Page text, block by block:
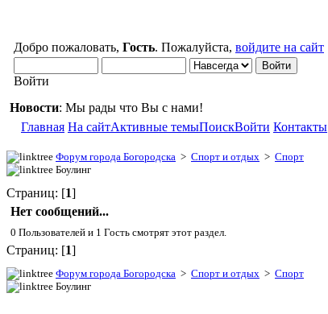
Добро пожаловать, Гость. Пожалуйста, войдите на сайт
Войти
Новости: Мы рады что Вы с нами!
Главная На сайтАктивные темыПоискВойти Контакты
Форум города Богородска > Спорт и отдых > Спорт
Боулинг
Страниц: [1]
Нет сообщений...
0 Пользователей и 1 Гость смотрят этот раздел.
Страниц: [1]
Форум города Богородска > Спорт и отдых > Спорт
Боулинг